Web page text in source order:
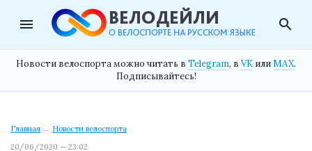
menu search
Новости велоспорта можно читать в Telegram, в VK илиMAX.
Подписывайтесь!
Главная → Новости велоспорта
20/06/2020 — 23:02